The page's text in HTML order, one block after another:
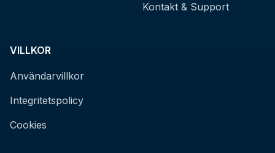
Kontakt & Support
VILLKOR
Användarvillkor
Integritetspolicy
Cookies